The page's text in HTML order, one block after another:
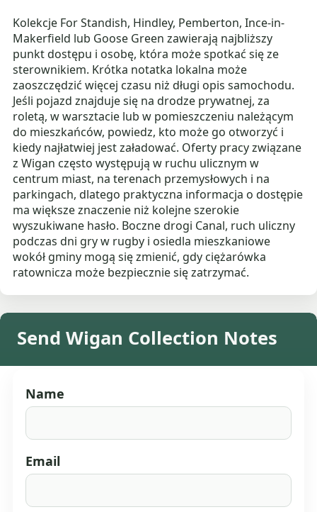
Kolekcje For Standish, Hindley, Pemberton, Ince-in-
Makerfield lub Goose Green zawierają najbliższy
punkt dostępu i osobę, która może spotkać się ze
sterownikiem. Krótka notatka lokalna może
zaoszczędzić więcej czasu niż długi opis samochodu.
Jeśli pojazd znajduje się na drodze prywatnej, za
roletą, w warsztacie lub w pomieszczeniu należącym
do mieszkańców, powiedz, kto może go otworzyć i
kiedy najłatwiej jest załadować. Oferty pracy związane
z Wigan często występują w ruchu ulicznym w
centrum miast, na terenach przemysłowych i na
parkingach, dlatego praktyczna informacja o dostępie
ma większe znaczenie niż kolejne szerokie
wyszukiwane hasło. Boczne drogi Canal, ruch uliczny
podczas dni gry w rugby i osiedla mieszkaniowe
wokół gminy mogą się zmienić, gdy ciężarówka
ratownicza może bezpiecznie się zatrzymać.
Send Wigan Collection Notes
Name
Email